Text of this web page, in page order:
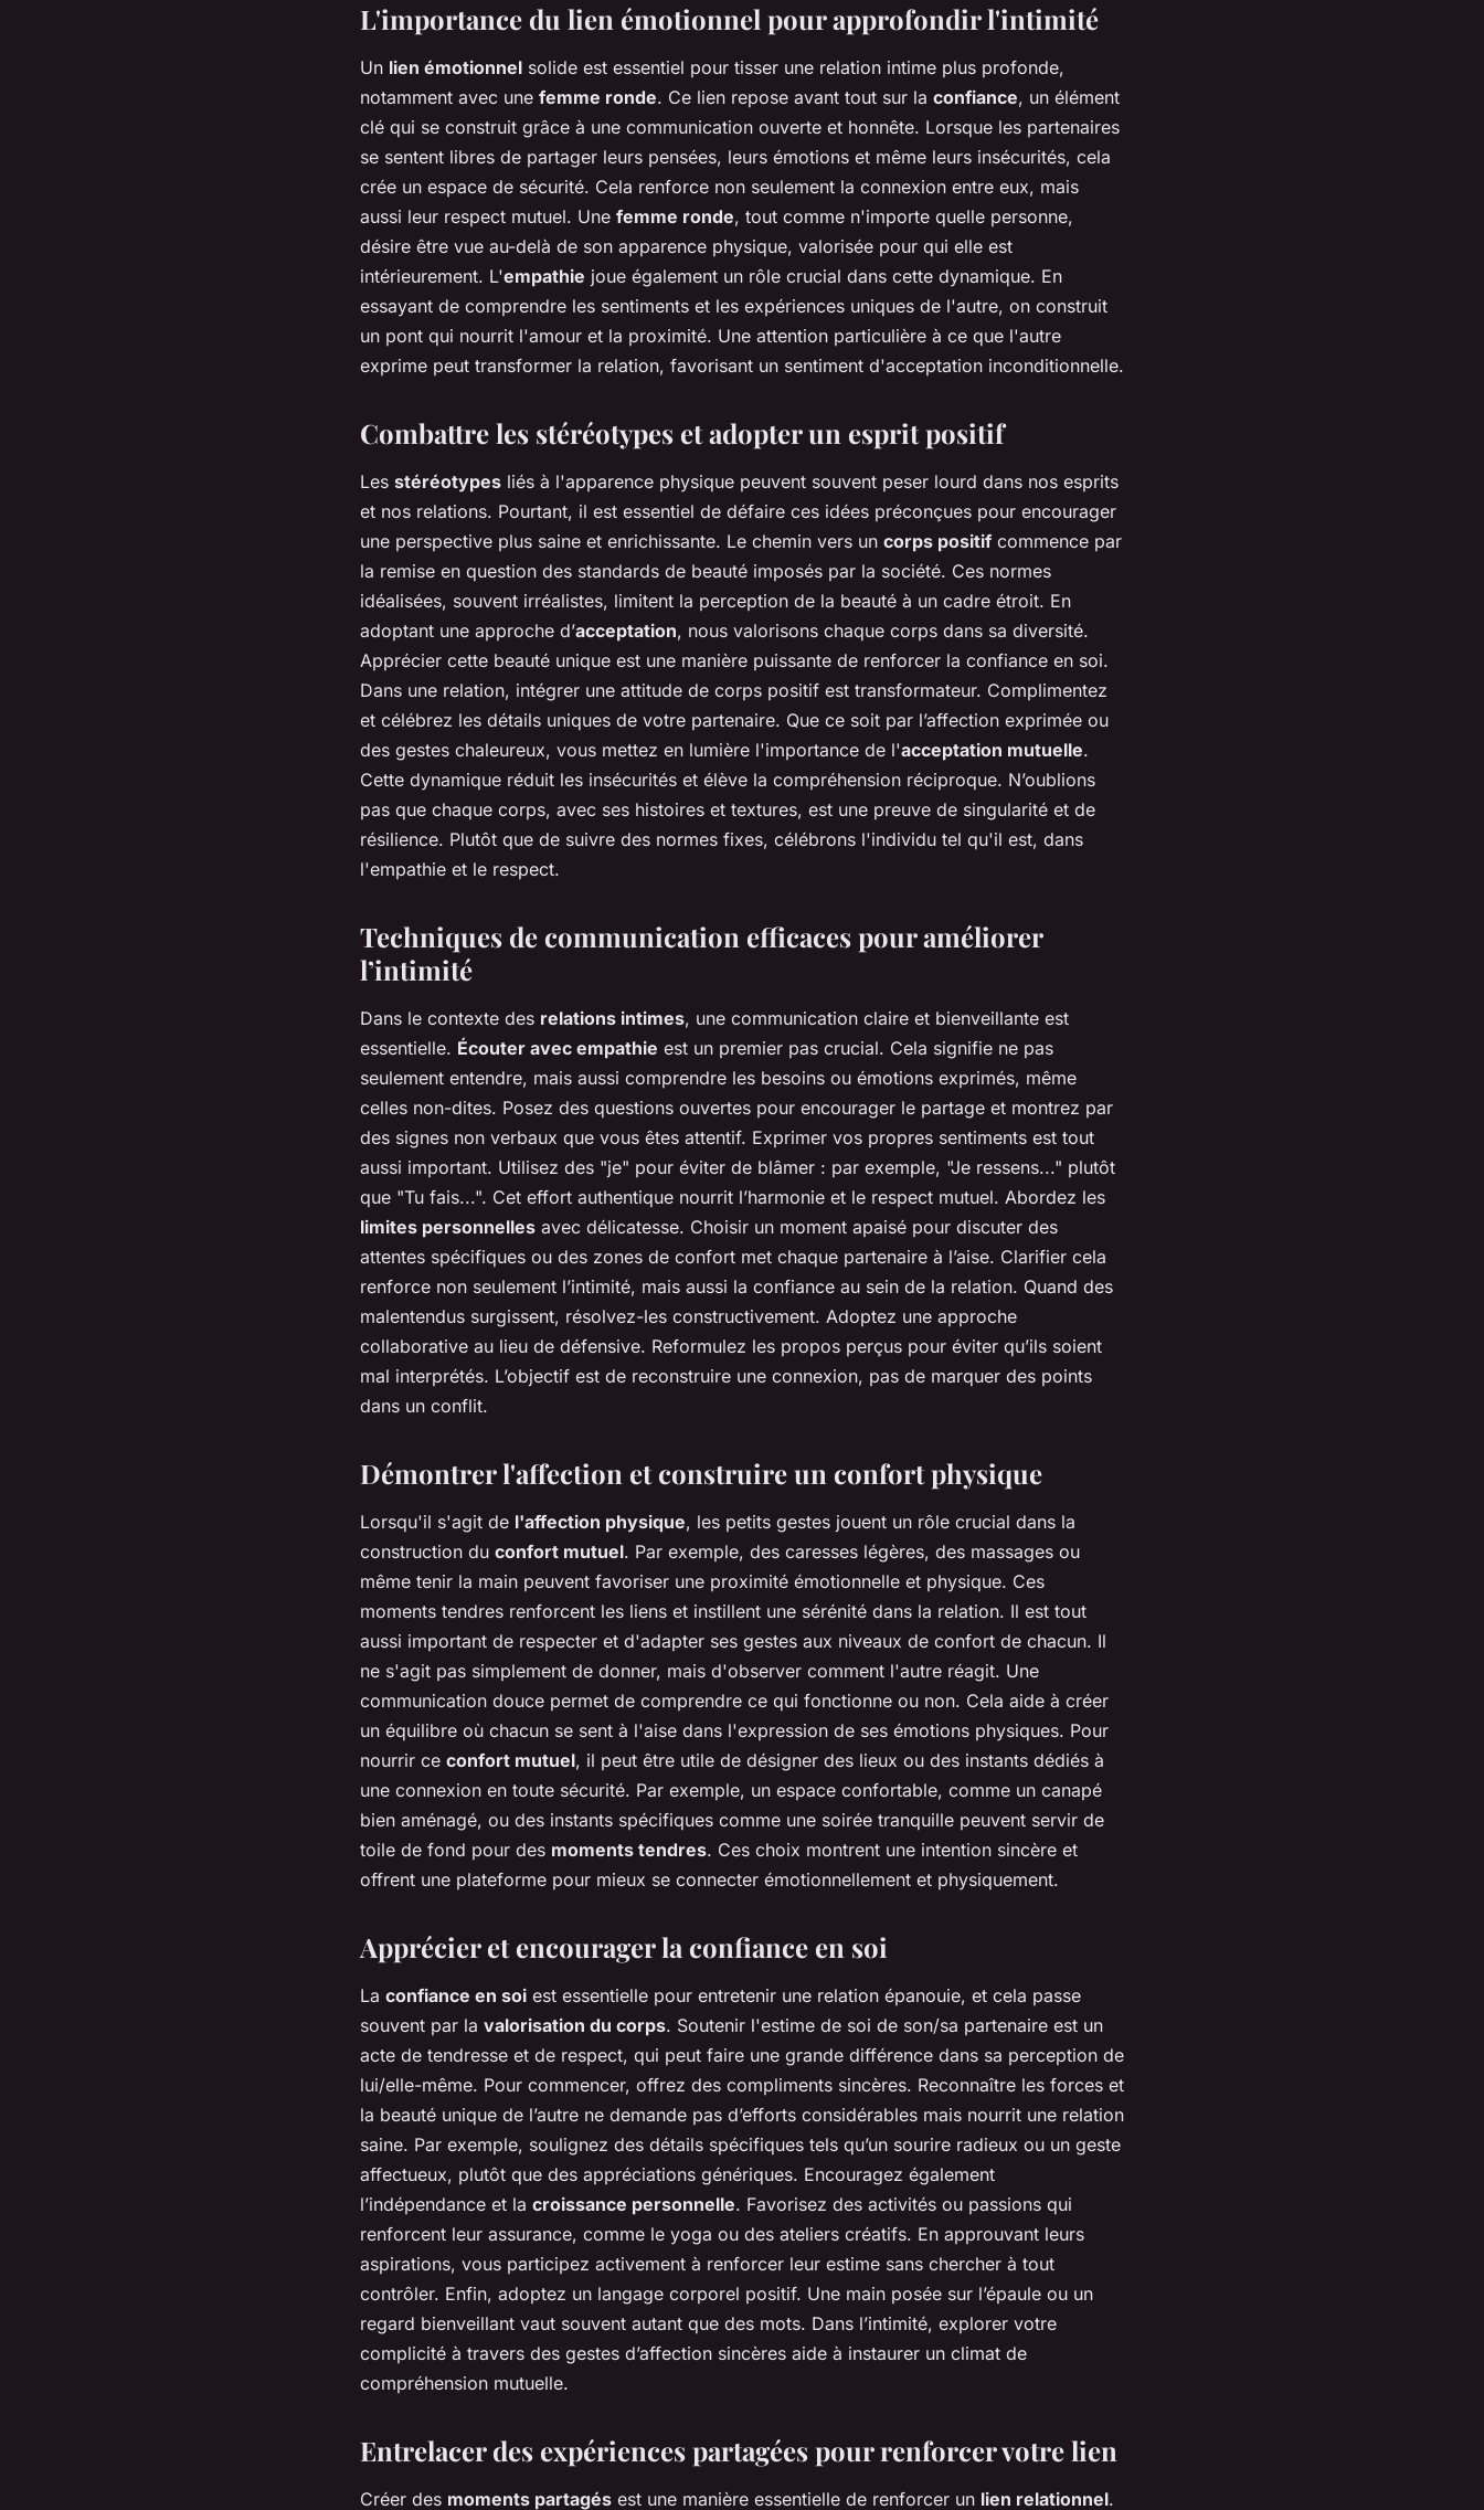
L'importance du lien émotionnel pour approfondir l'intimité
Un lien émotionnel solide est essentiel pour tisser une relation intime plus profonde,
notamment avec une femme ronde. Ce lien repose avant tout sur la confiance, un élément
clé qui se construit grâce à une communication ouverte et honnête. Lorsque les partenaires
se sentent libres de partager leurs pensées, leurs émotions et même leurs insécurités, cela
crée un espace de sécurité. Cela renforce non seulement la connexion entre eux, mais
aussi leur respect mutuel. Une femme ronde, tout comme n'importe quelle personne,
désire être vue au-delà de son apparence physique, valorisée pour qui elle est
intérieurement. L'empathie joue également un rôle crucial dans cette dynamique. En
essayant de comprendre les sentiments et les expériences uniques de l'autre, on construit
un pont qui nourrit l'amour et la proximité. Une attention particulière à ce que l'autre
exprime peut transformer la relation, favorisant un sentiment d'acceptation inconditionnelle.
Combattre les stéréotypes et adopter un esprit positif
Les stéréotypes liés à l'apparence physique peuvent souvent peser lourd dans nos esprits
et nos relations. Pourtant, il est essentiel de défaire ces idées préconçues pour encourager
une perspective plus saine et enrichissante. Le chemin vers un corps positif commence par
la remise en question des standards de beauté imposés par la société. Ces normes
idéalisées, souvent irréalistes, limitent la perception de la beauté à un cadre étroit. En
adoptant une approche d’acceptation, nous valorisons chaque corps dans sa diversité.
Apprécier cette beauté unique est une manière puissante de renforcer la confiance en soi.
Dans une relation, intégrer une attitude de corps positif est transformateur. Complimentez
et célébrez les détails uniques de votre partenaire. Que ce soit par l’affection exprimée ou
des gestes chaleureux, vous mettez en lumière l'importance de l'acceptation mutuelle.
Cette dynamique réduit les insécurités et élève la compréhension réciproque. N’oublions
pas que chaque corps, avec ses histoires et textures, est une preuve de singularité et de
résilience. Plutôt que de suivre des normes fixes, célébrons l'individu tel qu'il est, dans
l'empathie et le respect.
Techniques de communication efficaces pour améliorer
l’intimité
Dans le contexte des relations intimes, une communication claire et bienveillante est
essentielle. Écouter avec empathie est un premier pas crucial. Cela signifie ne pas
seulement entendre, mais aussi comprendre les besoins ou émotions exprimés, même
celles non-dites. Posez des questions ouvertes pour encourager le partage et montrez par
des signes non verbaux que vous êtes attentif. Exprimer vos propres sentiments est tout
aussi important. Utilisez des "je" pour éviter de blâmer : par exemple, "Je ressens..." plutôt
que "Tu fais...". Cet effort authentique nourrit l’harmonie et le respect mutuel. Abordez les
limites personnelles avec délicatesse. Choisir un moment apaisé pour discuter des
attentes spécifiques ou des zones de confort met chaque partenaire à l’aise. Clarifier cela
renforce non seulement l’intimité, mais aussi la confiance au sein de la relation. Quand des
malentendus surgissent, résolvez-les constructivement. Adoptez une approche
collaborative au lieu de défensive. Reformulez les propos perçus pour éviter qu’ils soient
mal interprétés. L’objectif est de reconstruire une connexion, pas de marquer des points
dans un conflit.
Démontrer l'affection et construire un confort physique
Lorsqu'il s'agit de l'affection physique, les petits gestes jouent un rôle crucial dans la
construction du confort mutuel. Par exemple, des caresses légères, des massages ou
même tenir la main peuvent favoriser une proximité émotionnelle et physique. Ces
moments tendres renforcent les liens et instillent une sérénité dans la relation. Il est tout
aussi important de respecter et d'adapter ses gestes aux niveaux de confort de chacun. Il
ne s'agit pas simplement de donner, mais d'observer comment l'autre réagit. Une
communication douce permet de comprendre ce qui fonctionne ou non. Cela aide à créer
un équilibre où chacun se sent à l'aise dans l'expression de ses émotions physiques. Pour
nourrir ce confort mutuel, il peut être utile de désigner des lieux ou des instants dédiés à
une connexion en toute sécurité. Par exemple, un espace confortable, comme un canapé
bien aménagé, ou des instants spécifiques comme une soirée tranquille peuvent servir de
toile de fond pour des moments tendres. Ces choix montrent une intention sincère et
offrent une plateforme pour mieux se connecter émotionnellement et physiquement.
Apprécier et encourager la confiance en soi
La confiance en soi est essentielle pour entretenir une relation épanouie, et cela passe
souvent par la valorisation du corps. Soutenir l'estime de soi de son/sa partenaire est un
acte de tendresse et de respect, qui peut faire une grande différence dans sa perception de
lui/elle-même. Pour commencer, offrez des compliments sincères. Reconnaître les forces et
la beauté unique de l’autre ne demande pas d’efforts considérables mais nourrit une relation
saine. Par exemple, soulignez des détails spécifiques tels qu’un sourire radieux ou un geste
affectueux, plutôt que des appréciations génériques. Encouragez également
l’indépendance et la croissance personnelle. Favorisez des activités ou passions qui
renforcent leur assurance, comme le yoga ou des ateliers créatifs. En approuvant leurs
aspirations, vous participez activement à renforcer leur estime sans chercher à tout
contrôler. Enfin, adoptez un langage corporel positif. Une main posée sur l’épaule ou un
regard bienveillant vaut souvent autant que des mots. Dans l’intimité, explorer votre
complicité à travers des gestes d’affection sincères aide à instaurer un climat de
compréhension mutuelle.
Entrelacer des expériences partagées pour renforcer votre lien
Créer des moments partagés est une manière essentielle de renforcer un lien relationnel.